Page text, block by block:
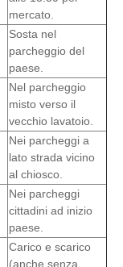
mercato.
Sosta nel
parcheggio del
paese.
Nel parcheggio
misto verso il
vecchio lavatoio.
Nei parcheggi a
lato strada vicino
al chiosco.
Nei parcheggi
cittadini ad inizio
paese.
Carico e scarico
(anche senza